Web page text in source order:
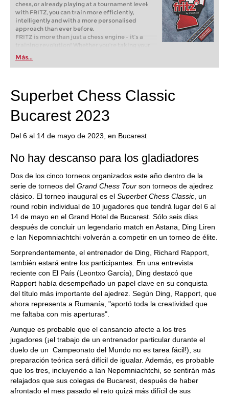
chess, or already playing at a tournament level:
with FRITZ, you can train more efficiently,
intelligently and with a more personalised
approach than ever before.
FRITZ is more than just a chess engine – it’s a
training revolution! Whether you’re taking your
first steps into the world of club chess, or already
playing at a tournament level: with FRITZ, you can
train more efficiently, intelligently and with a
Más...
Superbet Chess Classic
Bucarest 2023
Del 6 al 14 de mayo de 2023, en Bucarest
No hay descanso para los gladiadores
Dos de los cinco torneos organizados este año dentro de la
serie de torneos del Grand Chess Tour son torneos de ajedrez
clásico. El torneo inaugural es el Superbet Chess Classic , un
round robin individual de 10 jugadores que tendrá lugar del 6 al
14 de mayo en el Grand Hotel de Bucarest. Sólo seis días
después de concluir un legendario match en Astana, Ding Liren
e Ian Nepomniachtchi volverán a competir en un torneo de élite.
Sorprendentemente, el entrenador de Ding, Richard Rapport,
también estará entre los participantes. En una entrevista
reciente con El País (Leontxo García), Ding destacó que
Rapport había desempeñado un papel clave en su conquista
del título más importante del ajedrez. Según Ding, Rapport, que
ahora representa a Rumanía, "aportó toda la creatividad que
me faltaba con mis aperturas".
Aunque es probable que el cansancio afecte a los tres
jugadores (¡el trabajo de un entrenador particular durante el
duelo de un Campeonato del Mundo no es tarea fácil!), su
preparación teórica será difícil de igualar. Además, es probable
que los tres, incluyendo a Ian Nepomniachtchi, se sentirán más
relajados que sus colegas de Bucarest, después de haber
afrontado el mes pasado el reto quizá más difícil de sus